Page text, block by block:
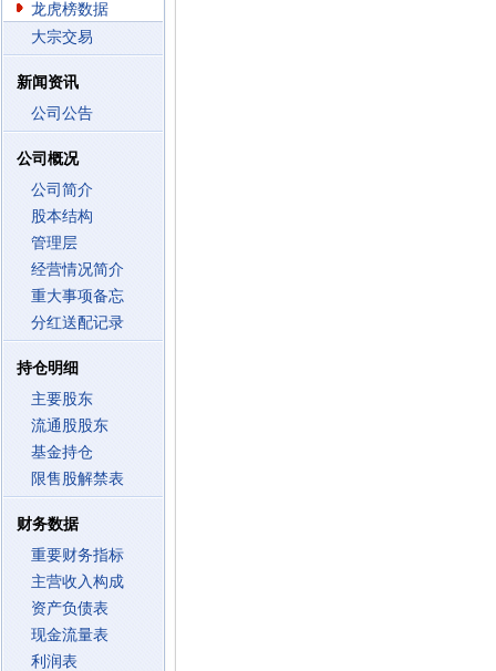
龙虎榜数据
大宗交易
新闻资讯
公司公告
公司概况
公司简介
股本结构
管理层
经营情况简介
重大事项备忘
分红送配记录
持仓明细
主要股东
流通股股东
基金持仓
限售股解禁表
财务数据
重要财务指标
主营收入构成
资产负债表
现金流量表
利润表